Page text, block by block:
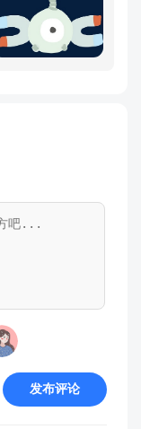
发布评论